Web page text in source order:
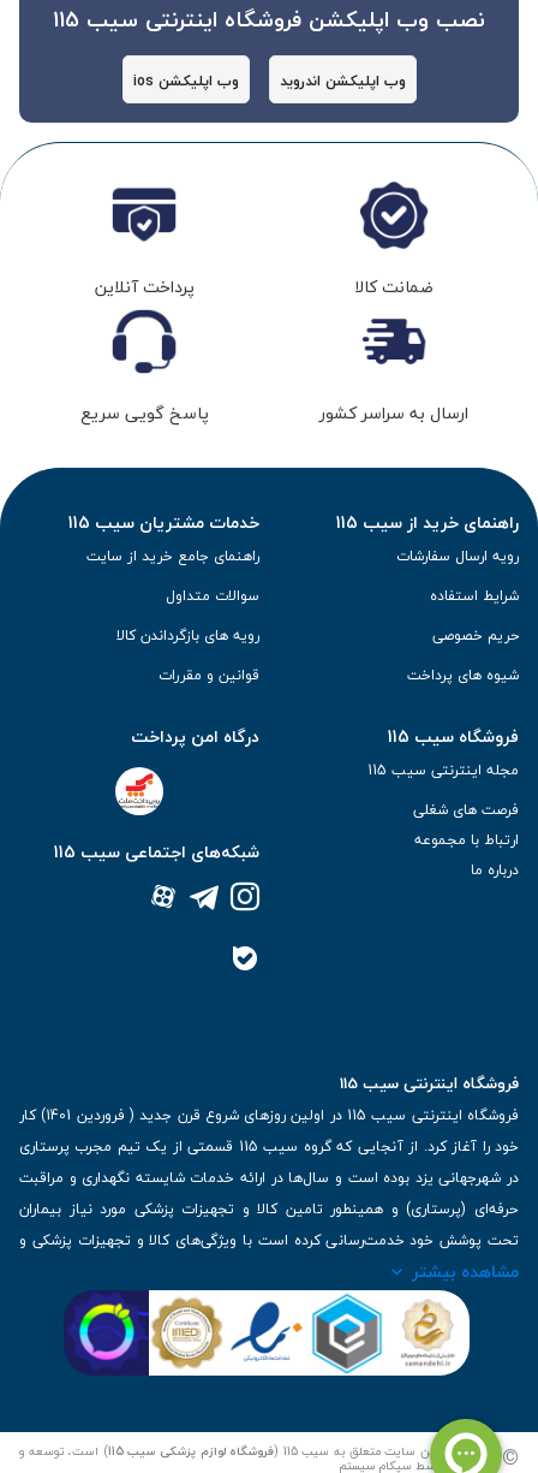
نصب وب اپلیکشن فروشگاه اینترنتی سیب 115
وب اپلیکشن اندروید وب اپلیکشن ios
ضمانت کالا پرداخت آنلاین
ارسال به سراسر کشور پاسخ گویی سریع
راهنمای خرید از سیب 115
رویه ارسال سفارشات
شرایط استفاده
حریم خصوصی
شیوه های پرداخت
خدمات مشتریان سیب 115
راهنمای جامع خرید از سایت
سوالات متداول
رویه های بازگرداندن کالا
قوانین و مقررات
فروشگاه سیب 115
مجله اینترنتی سیب 115
فرصت های شغلی
ارتباط با مجموعه
درباره ما
درگاه امن پرداخت
شبکه‌های اجتماعی سیب 115
فروشگاه اینترنتی سیب 115
فروشگاه اینترنتی سیب 115 در اولین روزهای شروع قرن جدید ( فروردین 1401) کار
خود را آغاز کرد. از آنجایی که گروه سیب 115 قسمتی از یک تیم مجرب پرستاری
در شهرجهانی یزد بوده است و سال‌ها در ارائه خدمات شایسته نگهداری و مراقبت
حرفه‌ای (پرستاری) و همینطور تامین کالا و تجهیزات پزشکی مورد نیاز بیماران
تحت پوشش خود خدمت‌رسانی کرده است با ویژگی‌های کالا و تجهیزات پزشکی و
برترین برندهای موجود در بازار اطلاعات بسیار ارزشمندی را دارا می‌باشد
| تلفن تماس : 36333383-035 | ایمیل: Info@Sib115.com
مشاهده بیشتر
© کلیه حقوق این سایت متعلق به سیب 115 ( فروشگاه لوازم پزشکی سیب 115 ) است، توسعه و
کدنویسی توسط سپکام سیستم